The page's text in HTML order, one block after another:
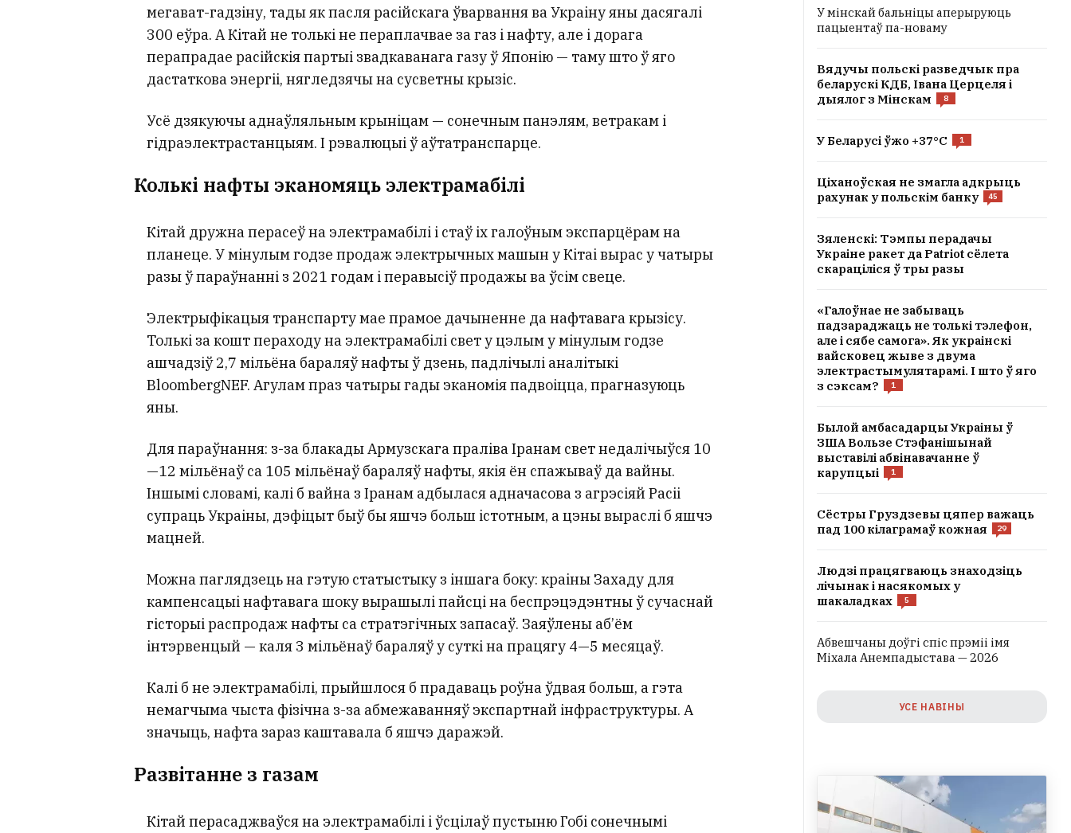
мегават-гадзіну, тады як пасля расійскага ўварвання ва Украіну яны дасягалі
300 еўра. А Кітай не толькі не пераплачвае за газ і нафту, але і дорага
перапрадае расійскія партыі звадкаванага газу ў Японію — таму што ў яго
дастаткова энергіі, нягледзячы на сусветны крызіс.
Усё дзякуючы аднаўляльным крыніцам — сонечным панэлям, ветракам і
гідраэлектрастанцыям. І рэвалюцыі ў аўтатранспарце.
Колькі нафты эканомяць электрамабілі
Кітай дружна перасеў на электрамабілі і стаў іх галоўным экспарцёрам на
планеце. У мінулым годзе продаж электрычных машын у Кітаі вырас у чатыры
разы ў параўнанні з 2021 годам і перавысіў продажы ва ўсім свеце.
Электрыфікацыя транспарту мае прамое дачыненне да нафтавага крызісу.
Толькі за кошт пераходу на электрамабілі свет у цэлым у мінулым годзе
ашчадзіў 2,7 мільёна бараляў нафты ў дзень, падлічылі аналітыкі
BloombergNEF. Агулам праз чатыры гады эканомія падвоіцца, прагназуюць
яны.
Для параўнання: з-за блакады Армузскага праліва Іранам свет недалічыўся 10
—12 мільёнаў са 105 мільёнаў бараляў нафты, якія ён спажываў да вайны.
Іншымі словамі, калі б вайна з Іранам адбылася адначасова з агрэсіяй Расіі
супраць Украіны, дэфіцыт быў бы яшчэ больш істотным, а цэны выраслі б яшчэ
мацней.
Можна паглядзець на гэтую статыстыку з іншага боку: краіны Захаду для
кампенсацыі нафтавага шоку вырашылі пайсці на беспрэцэдэнтны ў сучаснай
гісторыі распродаж нафты са стратэгічных запасаў. Заяўлены аб’ём
інтэрвенцый — каля 3 мільёнаў бараляў у суткі на працягу 4—5 месяцаў.
Калі б не электрамабілі, прыйшлося б прадаваць роўна ўдвая больш, а гэта
немагчыма чыста фізічна з-за абмежаванняў экспартнай інфраструктуры. А
значыць, нафта зараз каштавала б яшчэ даражэй.
Развітанне з газам
Кітай перасаджваўся на электрамабілі і ўсцілаў пустыню Гобі сонечнымі
У мінскай бальніцы аперыруюць
пацыентаў па-новаму
Вядучы польскі разведчык пра
беларускі КДБ, Івана Церцеля і
дыялог з Мінскам
8
У Беларусі ўжо +37°C 1
Ціханоўская не змагла адкрыць
рахунак у польскім банку
45
Зяленскі: Тэмпы перадачы
Украіне ракет да Patriot сёлета
скараціліся ў тры разы
«Галоўнае не забываць
падзараджаць не толькі тэлефон,
але і сябе самога». Як украінскі
вайсковец жыве з двума
электрастымулятарамі. І што ў яго
з сэксам?
1
Былой амбасадарцы Украіны ў
ЗША Вользе Стэфанішынай
выставілі абвінавачанне ў
карупцыі
1
Сёстры Груздзевы цяпер важаць
пад 100 кілаграмаў кожная
29
Людзі працягваюць знаходзіць
лічынак і насякомых у
шакаладках
5
Абвешчаны доўгі спіс прэміі імя
Міхала Анемпадыстава — 2026
УСЕ НАВІНЫ